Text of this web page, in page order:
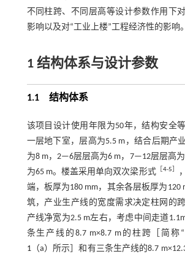
不同柱跨、不同层高等设计参数作用下
影响以及对“工业上楼”工程经济性的影响。
1 结构体系与设计参数
1.1结构体系
该项目设计使用年限为50年，结构安全
一层地下室，层高为5.5 m，结合后期产
为8 m，2—6层层高为6 m，7—12层层高
为65 m。楼盖采用单向双次梁形式［ 4-5
端，板厚为180 mm，其余各层板厚为120
筑，产业生产线的宽度需求决定柱网的
产线净宽为2.5 m左右，考虑中间走道
条生产线的8.7 m×8.7 m的柱跨［简称
1（a）所示］和有三条生产线的8.7